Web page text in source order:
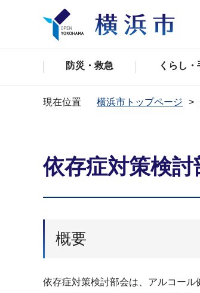
防災・救急 くらし・
現在位置 横浜市トップページ
依存症対策検討
概要
依存症対策検討部会は、アルコー